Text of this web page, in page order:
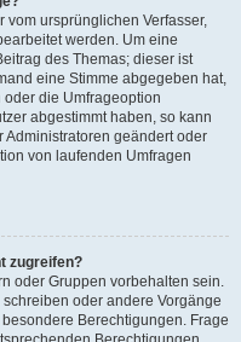
ursprünglichen Verfasser,
werden. Um eine
des Themas; dieser ist
eine Stimme abgegeben hat,
die Umfrageoption
abgestimmt haben, so kann
geändert oder
von laufenden Umfragen
zugreifen?
oder Gruppen vorbehalten sein.
oder andere Vorgänge
Berechtigungen. Frage